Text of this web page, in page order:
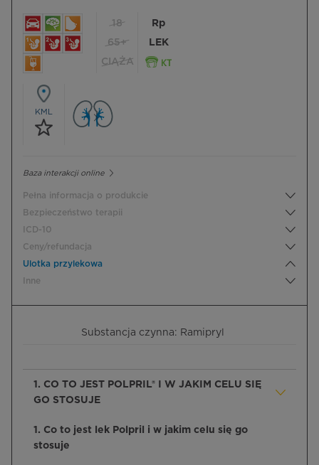
18
65+
CIĄŻA
Rp
LEK
KML
Baza interakcji online
Pełna informacja o produkcie
Bezpieczeństwo terapii
ICD-10
Ceny/refundacja
Ulotka przylekowa
Inne
Substancja czynna: Ramipryl
1. CO TO JEST POLPRIL® I W JAKIM CELU SIĘ
GO STOSUJE
1. Co to jest lek Polpril i w jakim celu się go
stosuje